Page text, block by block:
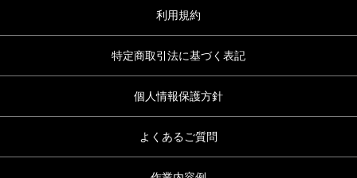
利用規約
特定商取引法に基づく表記
個人情報保護方針
よくあるご質問